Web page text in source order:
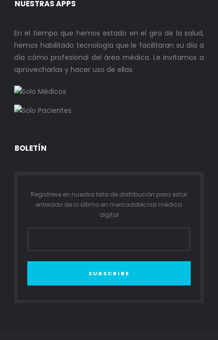
NUESTRAS APPS
En el tiempo que hemos estado en el giro de la salud,
hemos habilitado tecnología que le facilitaran su día a
día cómo profesional del área médica. Le invitamos a
aprovecharlas y hacer uso de ellas.
BOLETÍN
Registrese en nuestra lista de distribución para estar
enterado de lo último en mercadotecnia médica
digital
SUBSCRIBE